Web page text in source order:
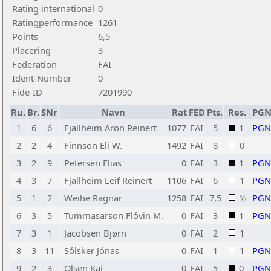
Rating international 0
Ratingperformance 1261
Points
6,5
Placering
3
Federation
FAI
Ident-Number
0
Fide-ID
7201990
Ru. Br.SNr Navn Rat FED Pts. Res. PGN
1
6 6 Fjallheim Aron Reinert 1077 FAI 5 1
PGN
2
2 4 Finnson Eli W. 1492 FAI 8
0
3
2 9 Petersen Elias 0 FAI 3 1
PGN
4
3 7 Fjallheim Leif Reinert 1106 FAI 6 1
PGN
5
1 2 Weihe Ragnar 1258 FAI 7,5 ½ PGN
6
3 5 Tummasarson Flóvin M. 0 FAI 3 1
PGN
7
3 1 Jacobsen Bjørn 0 FAI 2
1
8
3 11 Sólsker Jónas 0 FAI 1 1
PGN
9
2 3 Olsen Kaj 0 FAI 5 0 PGN